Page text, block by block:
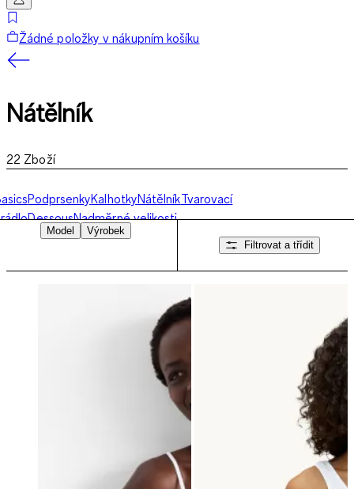
Žádné položky v nákupním košíku
Nátělník
22 Zboží
PodprsenkyKalhotkyNátělníkTvarovací
DessousNadměrné velikosti
Model
Výrobek
Filtrovat a třídit